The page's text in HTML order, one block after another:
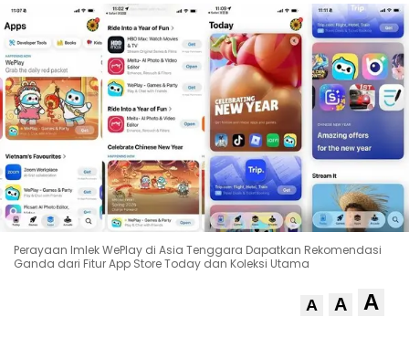
Perayaan Imlek WePlay di Asia Tenggara Dapatkan Rekomendasi
Ganda dari Fitur App Store Today dan Koleksi Utama
A A A